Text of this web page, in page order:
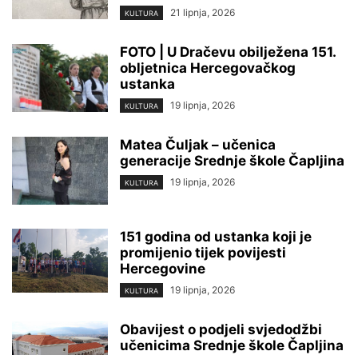
KULTURA 21 lipnja, 2026
FOTO | U Dračevu obilježena 151.
obljetnica Hercegovačkog
ustanka
KULTURA 19 lipnja, 2026
Matea Čuljak – učenica
generacije Srednje škole Čapljina
KULTURA 19 lipnja, 2026
151 godina od ustanka koji je
promijenio tijek povijesti
Hercegovine
KULTURA 19 lipnja, 2026
Obavijest o podjeli svjedodžbi
učenicima Srednje škole Čapljina